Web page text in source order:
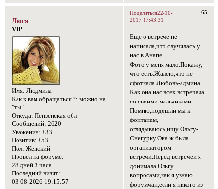
Поделиться 65
22-10-
2017 17:43:31
Люся
VIP
Имя: Людмила
Как к вам обращаться ?: можно на
"ты"
Откуда: Пензенская обл
Сообщений: 2620
Уважение: +33
Позитив: +53
Пол: Женский
Провел на форуме:
28 дней 3 часа
Последний визит:
03-08-2026 19:15:57
Еще о встрече не
написала,что случилась у
нас в Анапе.
Фото у меня мало.Покажу,
что есть.Жалею,что не
сфоткала Любовь-админа.
Как она нас всех встречала
со своими мальчиками.
Помню,подошли мы к
фонтанам,
оглядываюсь,ищу Ольгу-
Снегурку.Она ж была
организатором
встречи.Перед встречей я
донимала Ольгу
вопросами,как я узнаю
форумчан,если я никого из